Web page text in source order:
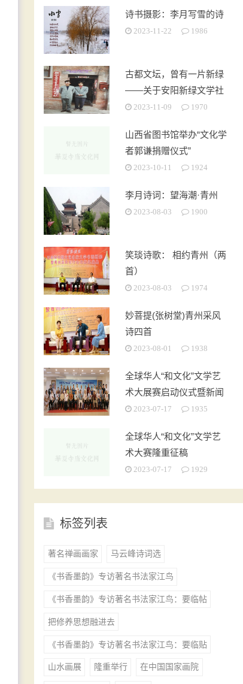
诗书摄影：李月写雪的诗
2023-11-22 1986
古都文坛，曾有一片新绿
——关于安阳新绿文学社
的回忆
2023-11-09 1970
山西省图书馆举办“文化学
者郭谦捐赠仪式”
2023-10-11 1924
李月诗词：望海潮·青州
2023-08-03 1900
笑琰诗歌： 相约青州（两
首）
2023-08-03 1974
妙菩提(张树堂)青州采风
诗四首
2023-08-01 1938
全球华人“和文化”文学艺
术大展赛启动仪式暨新闻
发布会在京成功举办
2023-07-17 1935
全球华人“和文化”文学艺
术大赛隆重征稿
2023-07-17 1929
标签列表
著名禅画画家 马云峰诗词选
《书香墨韵》专访著名书法家江鸟
《书香墨韵》专访著名书法家江鸟：要临帖
把修养思想融进去
《书香墨韵》专访著名书法家江鸟：要临贴
山水画展 隆重举行 在中国国家画院